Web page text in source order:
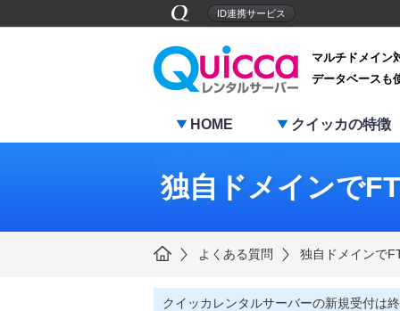
ID連携サービス
マルチドメイン
データベースも
HOME クイッカの特徴
独自ドメインで
よくある質問 独自ドメインで
クイッカレンタルサーバーの新規受付は